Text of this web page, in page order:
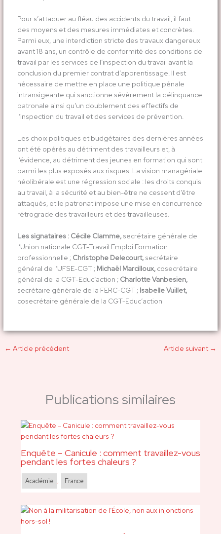
Pour s’attaquer au fléau des accidents du travail, il faut
des moyens et des mesures immédiates et concrètes.
Parmi eux, une interdiction stricte des travaux dangereux
avant 18 ans, un contrôle de conformité des conditions de
travail par les services de l’inspection du travail avant la
conclusion du premier contrat d’apprentissage. Il est
nécessaire de mettre en place une politique pénale
intransigeante qui sanctionne sévèrement la délinquance
patronale ainsi qu’un doublement des effectifs de
l’inspection du travail et des services de prévention.
Les choix politiques et budgétaires des dernières années
ont été opérés au détriment des travailleurs et, à
l’évidence, au détriment des jeunes en formation qui sont
parmi les plus exposés aux risques. La vision managériale
néolibérale est une régression sociale : les droits conquis
au travail, à la sécurité et au bien-être ne cessent d’être
attaqués, et le patronat impose une mise en concurrence
rétrograde des travailleurs et des travailleuses.
Les signataires : Cécile Clamme,secrétaire générale de
l’Union nationale CGT-Travail Emploi Formation
professionnelle ; Christophe Delecourt, secrétaire
général de l’UFSE-CGT ;Michaël Marcilloux, cosecrétaire
général de la CGT-Educ’action ;Charlotte Vanbesien,
secrétaire générale de la FERC-CGT ; Isabelle Vuillet,
cosecrétaire générale de la CGT-Educ’action
← Article précédent Article suivant →
Publications similaires
Enquête – Canicule : comment travaillez-vous
pendant les fortes chaleurs ?
Académie , France